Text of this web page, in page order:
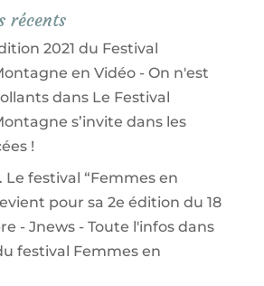
récents
2021 du Festival
en Vidéo - On n'est
dans Le Festival
s’invite dans les
!
Le festival “Femmes en
pour sa 2e édition du 18
- Jnews - Toute l'infosdans
festival Femmes en